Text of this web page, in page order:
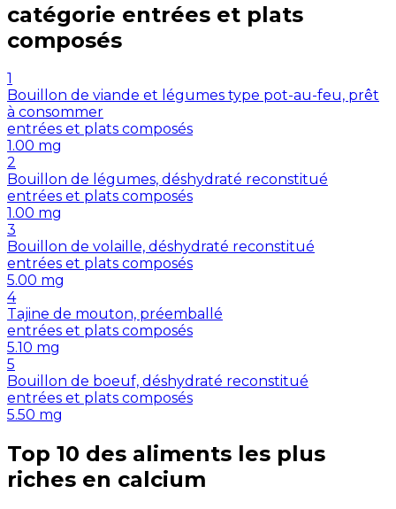
catégorie entrées et plats
composés
1
Bouillon de viande et légumes type pot-au-feu, prêt
à consommer
entrées et plats composés
1.00 mg
2
Bouillon de légumes, déshydraté reconstitué
entrées et plats composés
1.00 mg
3
Bouillon de volaille, déshydraté reconstitué
entrées et plats composés
5.00 mg
4
Tajine de mouton, préemballé
entrées et plats composés
5.10 mg
5
Bouillon de boeuf, déshydraté reconstitué
entrées et plats composés
5.50 mg
Top 10 des aliments les plus
riches en calcium